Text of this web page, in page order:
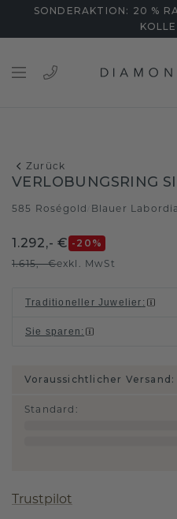
SONDERAKTION: 20 %
Zurück
VERLOBUNGSRING
585 Roségold Blauer
1.292,- € -20 %
1.615,- €exkl. MwSt
Traditioneller Juwelier :
Sie sparen :
Voraussichtlicher Versand:
Standard :
Trustpilot